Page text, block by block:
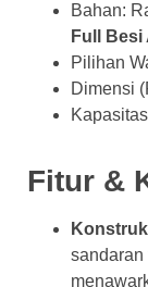
Bahan:
Full
Pilihan
Dimensi
Fitur &
sandaran